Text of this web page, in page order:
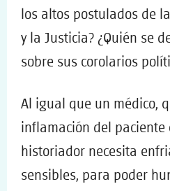
los altos postulados de
y la Justicia? ¿Quién se
sobre sus corolarios
Al igual que un médico,
inflamación del paciente
historiador necesita
sensibles, para poder